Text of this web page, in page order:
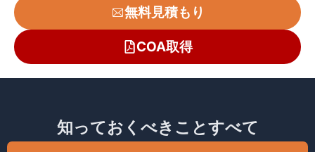
無料見積もり
COA取得
知っておくべきことすべて